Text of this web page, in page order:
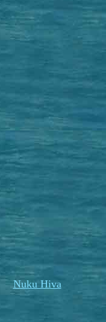
Nuku Hiva